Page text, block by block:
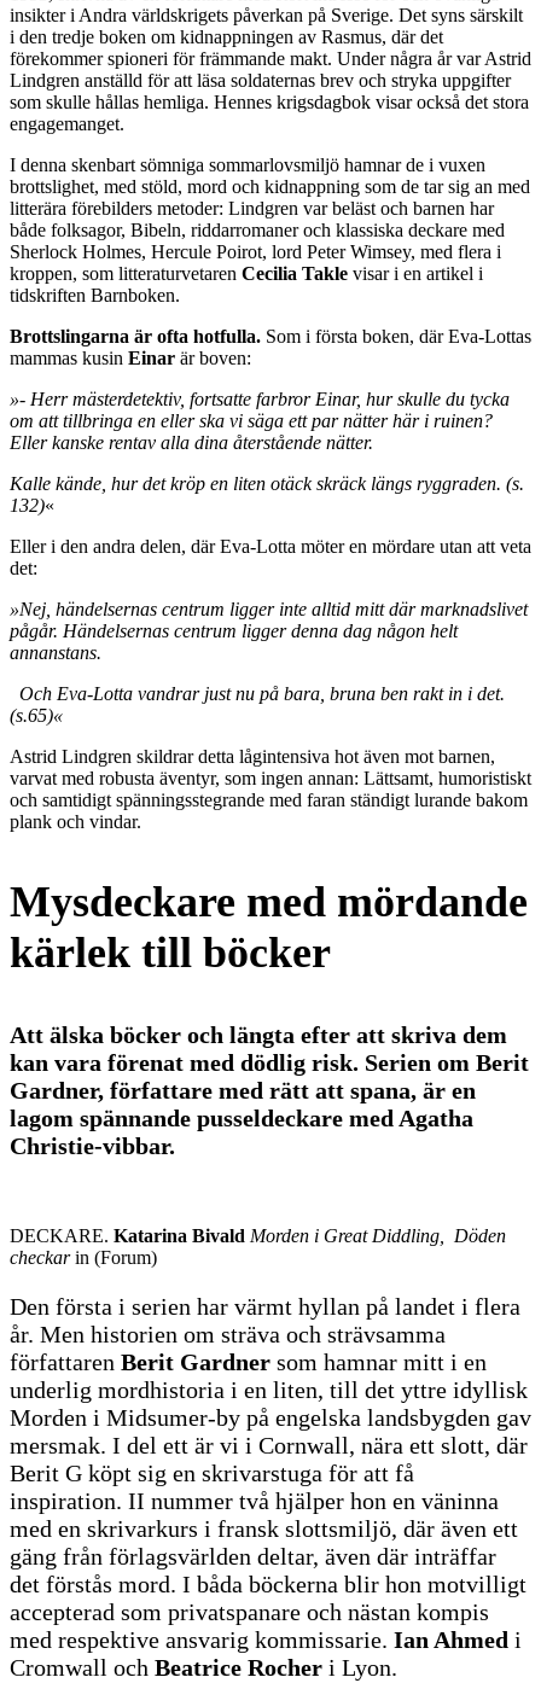
insikter i Andra världskrigets påverkan på Sverige. Det syns särskilt
i den tredje boken om kidnappningen av Rasmus, där det
förekommer spioneri för främmande makt. Under några år var Astrid
Lindgren anställd för att läsa soldaternas brev och stryka uppgifter
som skulle hållas hemliga. Hennes krigsdagbok visar också det stora
engagemanget.
I denna skenbart sömniga sommarlovsmiljö hamnar de i vuxen
brottslighet, med stöld, mord och kidnappning som de tar sig an med
litterära förebilders metoder: Lindgren var beläst och barnen har
både folksagor, Bibeln, riddarromaner och klassiska deckare med
Sherlock Holmes, Hercule Poirot, lord Peter Wimsey, med flera i
kroppen, som litteraturvetaren Cecilia Takle visar i en artikel i
tidskriften Barnboken.
Brottslingarna är ofta hotfulla. Som i första boken, där Eva-Lottas
mammas kusin Einar är boven:
»- Herr mästerdetektiv, fortsatte farbror Einar, hur skulle du tycka
om att tillbringa en eller ska vi säga ett par nätter här i ruinen?
Eller kanske rentav alla dina återstående nätter.
Kalle kände, hur det kröp en liten otäck skräck längs ryggraden. (s.
132)«
Eller i den andra delen, där Eva-Lotta möter en mördare utan att veta
det:
»Nej, händelsernas centrum ligger inte alltid mitt där marknadslivet
pågår. Händelsernas centrum ligger denna dag någon helt
annanstans.
Och Eva-Lotta vandrar just nu på bara, bruna ben rakt in i det.
(s.65)«
Astrid Lindgren skildrar detta lågintensiva hot även mot barnen,
varvat med robusta äventyr, som ingen annan: Lättsamt, humoristiskt
och samtidigt spänningsstegrande med faran ständigt lurande bakom
plank och vindar.
Mysdeckare med mördande
kärlek till böcker
Att älska böcker och längta efter att skriva dem
kan vara förenat med dödlig risk. Serien om Berit
Gardner, författare med rätt att spana, är en
lagom spännande pusseldeckare med Agatha
Christie-vibbar.
DECKARE. Katarina Bivald Morden i Great Diddling, Döden
checkarin (Forum)
Den första i serien har värmt hyllan på landet i flera
år. Men historien om sträva och strävsamma
författaren Berit Gardner som hamnar mitt i en
underlig mordhistoria i en liten, till det yttre idyllisk
Morden i Midsumer-by på engelska landsbygden gav
mersmak. I del ett är vi i Cornwall, nära ett slott, där
Berit G köpt sig en skrivarstuga för att få
inspiration. II nummer två hjälper hon en väninna
med en skrivarkurs i fransk slottsmiljö, där även ett
gäng från förlagsvärlden deltar, även där inträffar
det förstås mord. I båda böckerna blir hon motvilligt
accepterad som privatspanare och nästan kompis
med respektive ansvarig kommissarie. Ian Ahmed i
Cromwall och Beatrice Rocher i Lyon.